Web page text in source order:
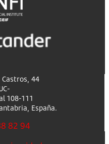
44
108-111
España.
82 94